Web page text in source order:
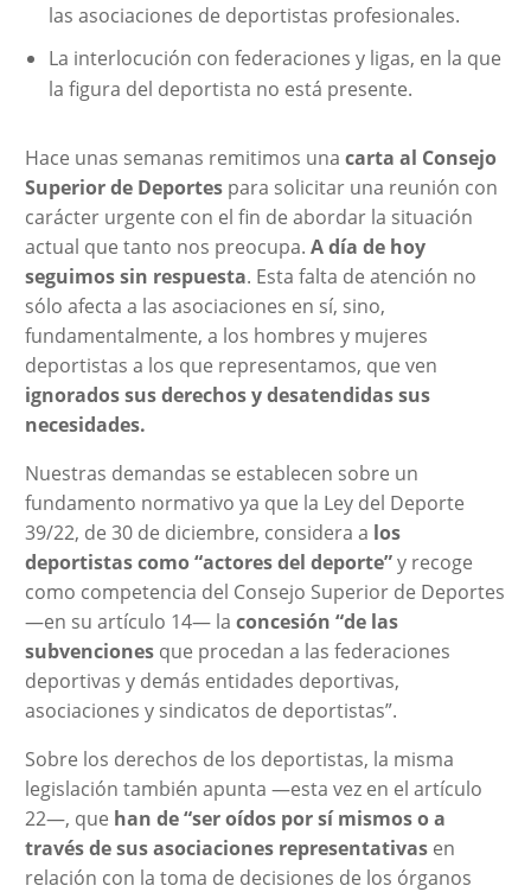
las asociaciones de deportistas profesionales.
La interlocución con federaciones y ligas, en la que
la figura del deportista no está presente.
Hace unas semanas remitimos una carta al Consejo
Superior de Deportespara solicitar una reunión con
carácter urgente con el fin de abordar la situación
actual que tanto nos preocupa. A día de hoy
seguimos sin respuesta. Esta falta de atención no
sólo afecta a las asociaciones en sí, sino,
fundamentalmente, a los hombres y mujeres
deportistas a los que representamos, que ven
ignorados sus derechos y desatendidas sus
necesidades.
Nuestras demandas se establecen sobre un
fundamento normativo ya que la Ley del Deporte
39/22, de 30 de diciembre, considera a los
deportistas como “actores del deporte”y recoge
como competencia del Consejo Superior de Deportes
—en su artículo 14— la concesión “de las
subvencionesque procedan a las federaciones
deportivas y demás entidades deportivas,
asociaciones y sindicatos de deportistas”.
Sobre los derechos de los deportistas, la misma
legislación también apunta —esta vez en el artículo
22—, que han de “ser oídos por sí mismos o a
través de sus asociaciones representativasen
relación con la toma de decisiones de los órganos